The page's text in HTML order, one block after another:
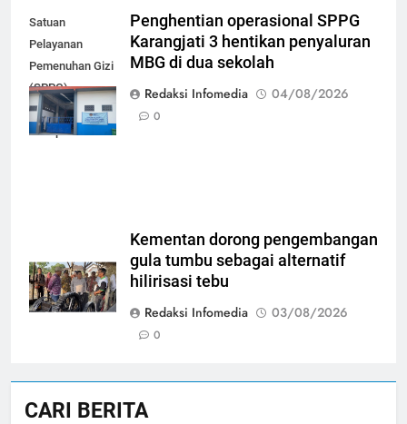
Satuan
Pelayanan
Pemenuhan Gizi
(SPPG)
Karangjati 3 di
Kabupaten Blora
Penghentian operasional SPPG
Karangjati 3 hentikan penyaluran
MBG di dua sekolah
Redaksi Infomedia
04/08/2026
0
Kementan dorong pengembangan
gula tumbu sebagai alternatif
hilirisasi tebu
Redaksi Infomedia
03/08/2026
0
CARI BERITA